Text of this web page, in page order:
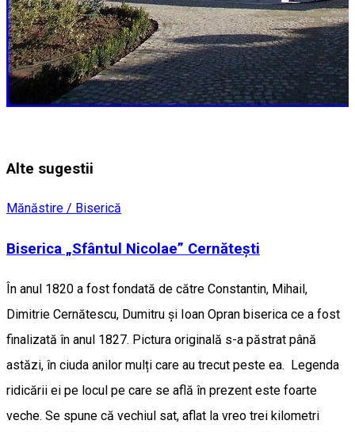
Alte sugestii
Mănăstire / Biserică
Biserica „Sfântul Nicolae” Cernătești
În anul 1820 a fost fondată de către Constantin, Mihail,
Dimitrie Cernătescu, Dumitru şi Ioan Opran biserica ce a fost
finalizată în anul 1827. Pictura originală s-a păstrat până
astăzi, în ciuda anilor mulți care au trecut peste ea. Legenda
ridicării ei pe locul pe care se află în prezent este foarte
veche. Se spune că vechiul sat, aflat la vreo trei kilometri